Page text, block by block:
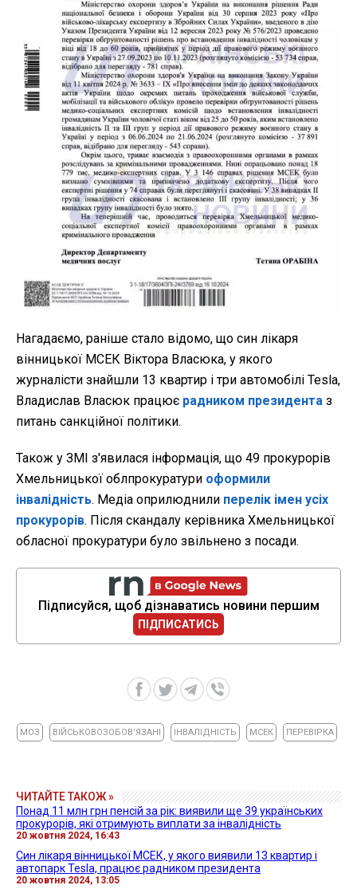
Нагадаємо, раніше стало відомо, що син лікаря
вінницької МСЕК Віктора Власюка, у якого
журналісти знайшли 13 квартир і три автомобілі Tesla,
Владислав Власюк працює радником президента з
питань санкційної політики.
Також у ЗМІ з'явилася інформація, що 49 прокурорів
Хмельницької облпрокуратури оформили
інвалідність. Медіа оприлюднили перелік імен усіх
прокурорів. Після скандалу керівника Хмельницької
обласної прокуратури було звільнено з посади.
Підписуйся, щоб дізнаватись новини першим
ПІДПИСАТИСЬ
МОЗ ВІЙСЬКОВОЗОБОВʼЯЗАНІ ІНВАЛІДНІСТЬ МСЕК ПЕРЕВІРКА
ЧИТАЙТЕ ТАКОЖ »
Понад 11 млн грн пенсій за рік: виявили ще 39 українських
прокурорів, які отримують виплати за інвалідність
20 жовтня 2024, 16:43
Син лікаря вінницької МСЕК, у якого виявили 13 квартир і
автопарк Tesla, працює радником президента
20 жовтня 2024, 13:05